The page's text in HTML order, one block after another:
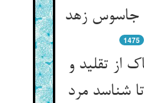
جاسوس زهد
1475
از تقلید و
شناسد مرد